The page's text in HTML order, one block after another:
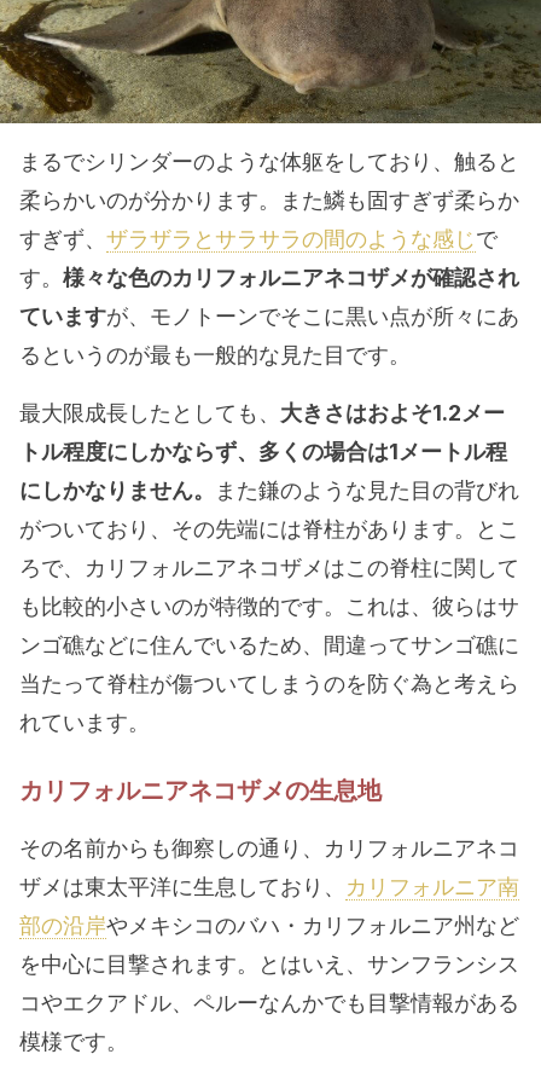
まるでシリンダーのような体躯をしており、触ると
柔らかいのが分かります。また鱗も固すぎず柔らか
すぎず、 ザラザラとサラサラの間のような感じで
す。 様々な色のカリフォルニアネコザメが確認され
ていますが、モノトーンでそこに黒い点が所々にあ
るというのが最も一般的な見た目です。
最大限成長したとしても、 大きさはおよそ1.2メー
トル程度にしかならず、多くの場合は1メートル程
にしかなりません。
また鎌のような見た目の背びれ
がついており、その先端には脊柱があります。とこ
ろで、カリフォルニアネコザメはこの脊柱に関して
も比較的小さいのが特徴的です。これは、彼らはサ
ンゴ礁などに住んでいるため、間違ってサンゴ礁に
当たって脊柱が傷ついてしまうのを防ぐ為と考えら
れています。
カリフォルニアネコザメの生息地
その名前からも御察しの通り、カリフォルニアネコ
ザメは東太平洋に生息しており、 カリフォルニア南
部の沿岸やメキシコのバハ・カリフォルニア州など
を中心に目撃されます。とはいえ、サンフランシス
コやエクアドル、ペルーなんかでも目撃情報がある
模様です。